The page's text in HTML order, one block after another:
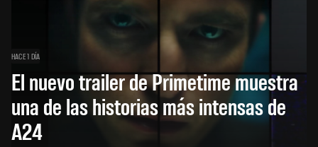
HACE 1 DÍA
El nuevo trailer de Primetime muestra
una de las historias más intensas de
A24